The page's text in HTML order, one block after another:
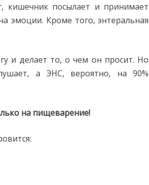
кишечник посылает и принимает
эмоции. Кроме того, энтеральная
и делает то, о чем он просит. Но
а ЭНС, вероятно, на 90%
на пищеварение!